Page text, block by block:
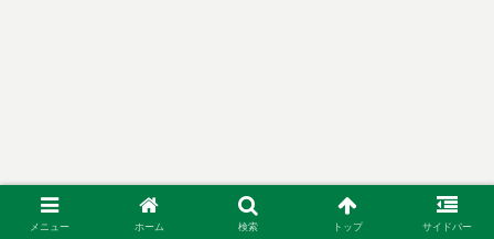
メニュー ホーム 検索 トップ サイドバー